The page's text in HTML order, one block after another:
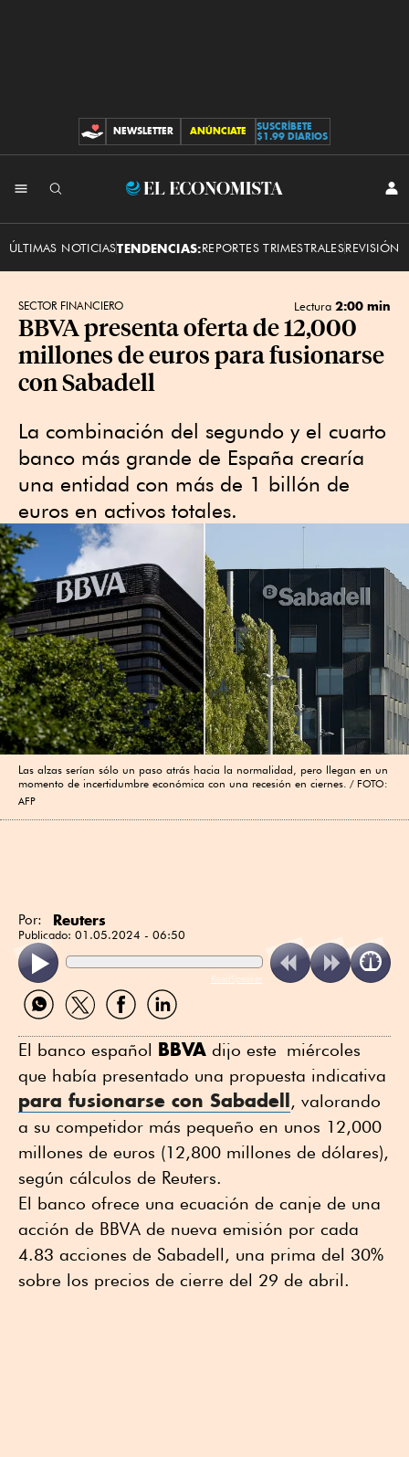
CONTRIBUCIONES
NEWSLETTER ANÚNCIATE
SUSCRÍBETE
$1.99 DIARIOS
El
ÚLTIMAS NOTICIASTENDENCIAS:REPORTES TRIMESTRALESREVISIÓN
SECTOR FINANCIERO Lectura 2:00 min
BBVA presenta oferta de 12,000
millones de euros para fusionarse
con Sabadell
La combinación del segundo y el cuarto
banco más grande de España crearía
una entidad con más de 1 billón de
euros en activos totales.
Las alzas serían sólo un paso atrás hacia la normalidad, pero llegan en un
momento de incertidumbre económica con una recesión en ciernes.
FOTO:
AFP
Por: Reuters
Publicado: 01.05.2024 - 06:50
ReadSpeaker
Compartir
por
Compartir
por
Compartir
por
Compartir
por
El banco español BBVA dijo este miércoles
que había presentado una propuesta indicativa
para fusionarse con Sabadell
, valorando
a su competidor más pequeño en unos 12,000
millones de euros (12,800 millones de dólares),
según cálculos de Reuters.
El banco ofrece una ecuación de canje de una
acción de BBVA de nueva emisión por cada
4.83 acciones de Sabadell, una prima del 30%
sobre los precios de cierre del 29 de abril.